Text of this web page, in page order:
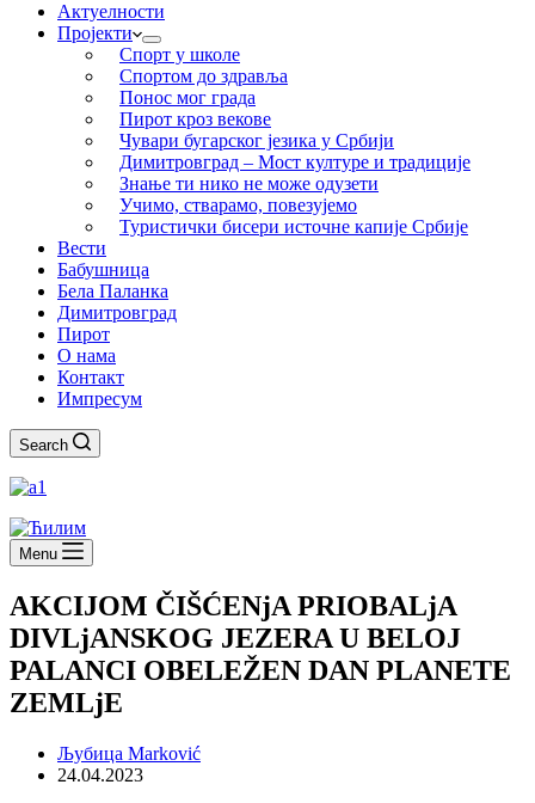
Актуелности
Пројекти
Спорт у школе
Спортом до здравља
Понос мог града
Пирот кроз векове
Чувари бугарског језика у Србији
Димитровград – Мост културе и традиције
Знање ти нико не може одузети
Учимо, стварамо, повезујемо
Туристички бисери источне капије Србије
Вести
Бабушница
Бела Паланка
Димитровград
Пирот
О нама
Контакт
Импресум
Search
Menu
AKCIJOM ČIŠĆENjA PRIOBALjA
DIVLjANSKOG JEZERA U BELOJ
PALANCI OBELEŽEN DAN PLANETE
ZEMLjE
Љубица Marković
24.04.2023